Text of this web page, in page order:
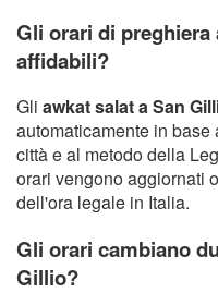
Gli orari di
affidabili?
Gli awkat salat a San
automaticamente in
città e al metodo della
orari vengono aggiornati
dell'ora legale in Italia.
Gli orari cambiano
Gillio?